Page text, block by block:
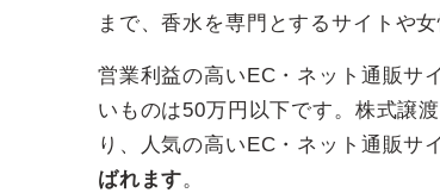
まで、香水を専門とするサイトや
営業利益の高いEC・ネット通販サ
いものは50万円以下です。株式譲
り、人気の高いEC・ネット通販サ
ばれます。